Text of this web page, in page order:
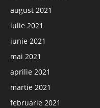
august 2021
iulie 2021
iunie 2021
mai 2021
aprilie 2021
martie 2021
februarie 2021